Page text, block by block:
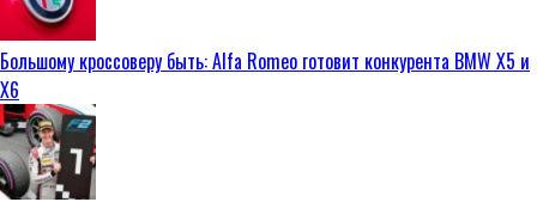
Большому кроссоверу быть: Alfa Romeo готовит конкурента BMW X5 и
X6